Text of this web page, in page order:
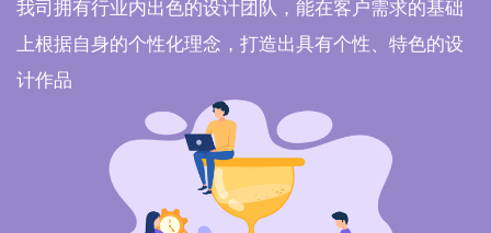
我司拥有行业内出色的设计团队，能在客户需求的基础
上根据自身的个性化理念，打造出具有个性、特色的设
计作品